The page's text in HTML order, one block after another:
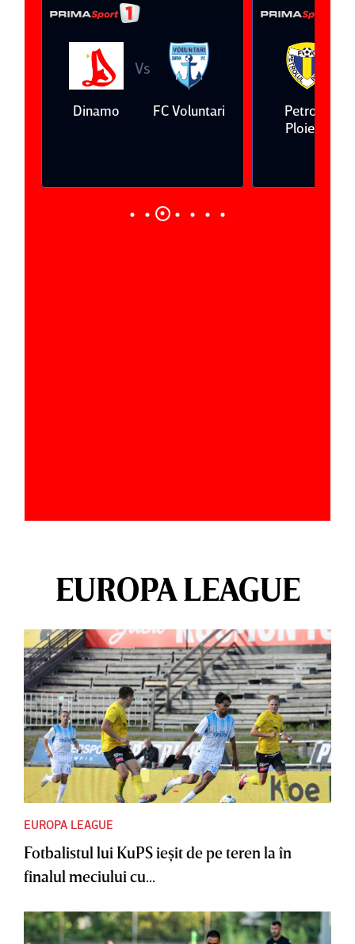
FC Voluntari
Petrolul
Oţelul Galaţi
EUROPA LEAGUE
EUROPA LEAGUE
Fotbalistul lui KuPS ieşit de pe teren la în
finalul meciului cu...